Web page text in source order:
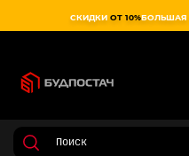
СКИДКИ ОТ 10%БОЛЬШАЯ